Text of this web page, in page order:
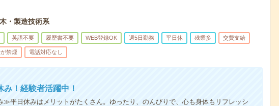
・製造技術系
英語不要 履歴書不要 WEB登録OK 週5日勤務 平日休 残業多 交費支給
禁煙 電話対応なし
み！経験者活躍中！
平日休みはメリットがたくさん。ゆったり、のんびりで、心も身体もリフレッシ